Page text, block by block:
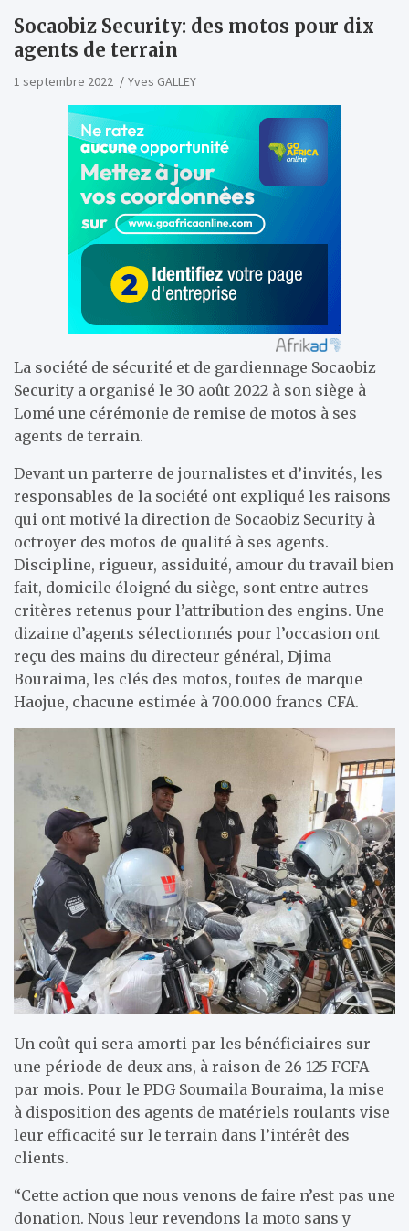
Socaobiz Security: des motos pour dix
agents de terrain
1 septembre 2022 Yves GALLEY
La société de sécurité et de gardiennage Socaobiz
Security a organisé le 30 août 2022 à son siège à
Lomé une cérémonie de remise de motos à ses
agents de terrain.
Devant un parterre de journalistes et d’invités, les
responsables de la société ont expliqué les raisons
qui ont motivé la direction de Socaobiz Security à
octroyer des motos de qualité à ses agents.
Discipline, rigueur, assiduité, amour du travail bien
fait, domicile éloigné du siège, sont entre autres
critères retenus pour l’attribution des engins. Une
dizaine d’agents sélectionnés pour l’occasion ont
reçu des mains du directeur général, Djima
Bouraima, les clés des motos, toutes de marque
Haojue, chacune estimée à 700.000 francs CFA.
Un coût qui sera amorti par les bénéficiaires sur
une période de deux ans, à raison de 26 125 FCFA
par mois. Pour le PDG Soumaila Bouraima, la mise
à disposition des agents de matériels roulants vise
leur efficacité sur le terrain dans l’intérêt des
clients.
“Cette action que nous venons de faire n’est pas une
donation. Nous leur revendons la moto sans y